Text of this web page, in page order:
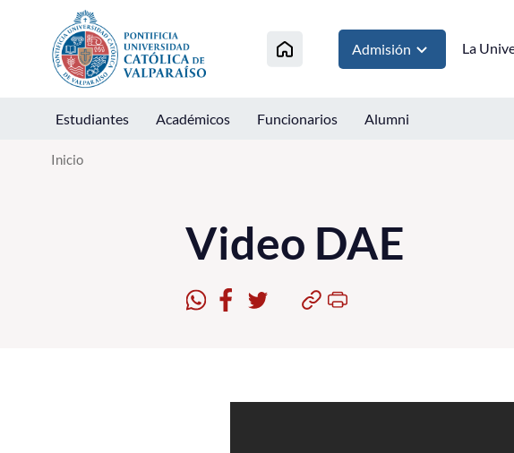
Click acá para ir directamente al contenido
Admisión La
Estudiantes Académicos Funcionarios Alumni
Inicio
Video DAE